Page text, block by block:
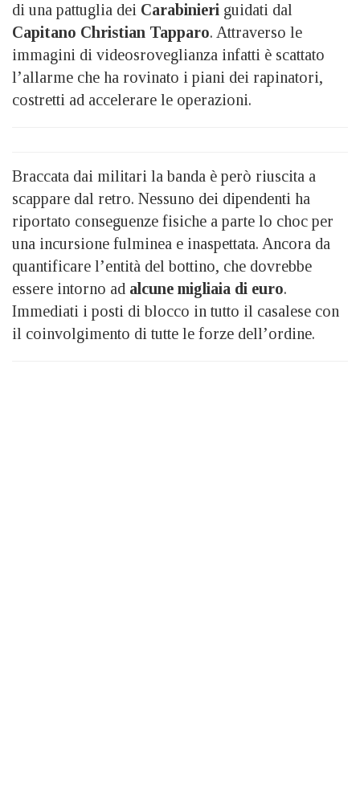
di una pattuglia dei Carabinieri guidati dal
Capitano Christian Tapparo. Attraverso le
immagini di videosroveglianza infatti è scattato
l’allarme che ha rovinato i piani dei rapinatori,
costretti ad accelerare le operazioni.
Braccata dai militari la banda è però riuscita a
scappare dal retro. Nessuno dei dipendenti ha
riportato conseguenze fisiche a parte lo choc per
una incursione fulminea e inaspettata. Ancora da
quantificare l’entità del bottino, che dovrebbe
essere intorno ad alcune migliaia di euro.
Immediati i posti di blocco in tutto il casalese con
il coinvolgimento di tutte le forze dell’ordine.